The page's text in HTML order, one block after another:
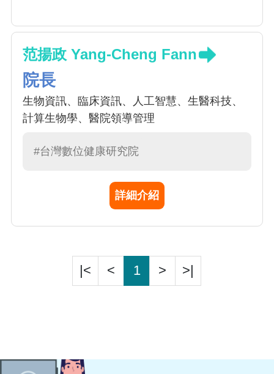
范揚政 Yang-Cheng Fann
院長
生物資訊、臨床資訊、人工智慧、生醫科技、
計算生物學、醫院領導管理
#台灣數位健康研究院
詳細介紹
|< < 1 > >|